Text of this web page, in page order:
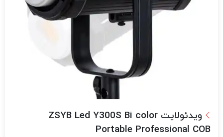
ویدئولایت ZSYB Led Y300S Bi color
Portable Professional COB